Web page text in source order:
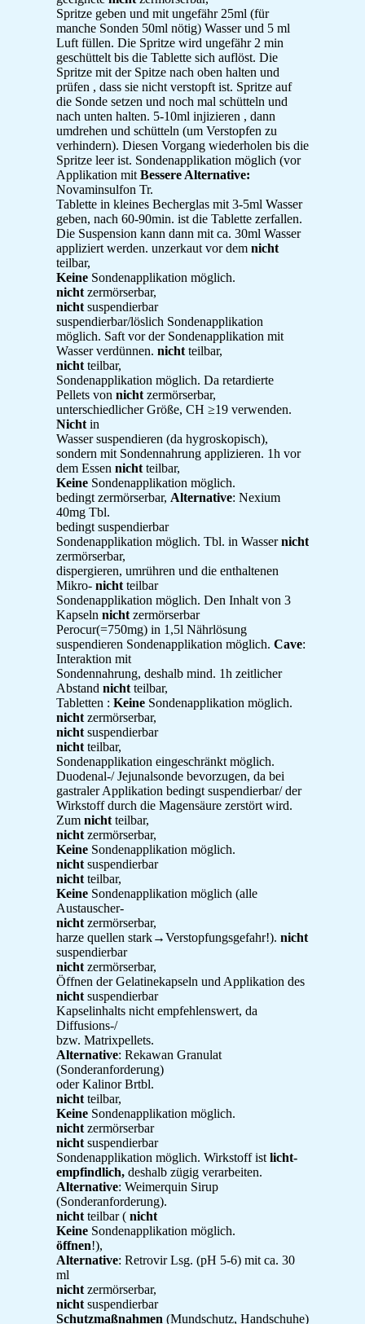
Spritze geben und mit ungefähr 25ml (für
manche Sonden 50ml nötig) Wasser und 5 ml
Luft füllen. Die Spritze wird ungefähr 2 min
geschüttelt bis die Tablette sich auflöst. Die
Spritze mit der Spitze nach oben halten und
prüfen , dass sie nicht verstopft ist. Spritze auf
die Sonde setzen und noch mal schütteln und
nach unten halten. 5-10ml injizieren , dann
umdrehen und schütteln (um Verstopfen zu
verhindern). Diesen Vorgang wiederholen bis die
Spritze leer ist. Sondenapplikation möglich (vor
Applikation mit Bessere Alternative:
Novaminsulfon Tr.
Tablette in kleines Becherglas mit 3-5ml Wasser
geben, nach 60-90min. ist die Tablette zerfallen.
Die Suspension kann dann mit ca. 30ml Wasser
appliziert werden. unzerkaut vor dem nicht
teilbar,
Keine Sondenapplikation möglich.
nicht zermörserbar,
nicht suspendierbar
suspendierbar/löslich Sondenapplikation
möglich. Saft vor der Sondenapplikation mit
Wasser verdünnen. nicht teilbar,
nicht teilbar,
Sondenapplikation möglich. Da retardierte
Pellets von nicht zermörserbar,
unterschiedlicher Größe, CH ≥19 verwenden.
Nicht in
Wasser suspendieren (da hygroskopisch),
sondern mit Sondennahrung applizieren. 1h vor
dem Essen nicht teilbar,
Keine Sondenapplikation möglich.
bedingt zermörserbar, Alternative: Nexium
40mg Tbl.
bedingt suspendierbar
Sondenapplikation möglich. Tbl. in Wassernicht
zermörserbar,
dispergieren, umrühren und die enthaltenen
Mikro- nicht teilbar
Sondenapplikation möglich. Den Inhalt von 3
Kapseln nicht zermörserbar
Perocur(=750mg) in 1,5l Nährlösung
suspendieren Sondenapplikation möglich. Cave:
Interaktion mit
Sondennahrung, deshalb mind. 1h zeitlicher
Abstand nicht teilbar,
Tabletten : Keine Sondenapplikation möglich.
nicht zermörserbar,
nicht suspendierbar
nicht teilbar,
Sondenapplikation eingeschränkt möglich.
Duodenal-/ Jejunalsonde bevorzugen, da bei
gastraler Applikation bedingt suspendierbar/ der
Wirkstoff durch die Magensäure zerstört wird.
Zum nicht teilbar,
nicht zermörserbar,
Keine Sondenapplikation möglich.
nicht suspendierbar
nicht teilbar,
Keine Sondenapplikation möglich (alle
Austauscher-
nicht zermörserbar,
harze quellen stark→Verstopfungsgefahr!). nicht
suspendierbar
nicht zermörserbar,
Öffnen der Gelatinekapseln und Applikation des
nicht suspendierbar
Kapselinhalts nicht empfehlenswert, da
Diffusions-/
bzw. Matrixpellets.
Alternative: Rekawan Granulat
(Sonderanforderung)
oder Kalinor Brtbl.
nicht teilbar,
Keine Sondenapplikation möglich.
nicht zermörserbar
nicht suspendierbar
Sondenapplikation möglich. Wirkstoff ist licht-
empfindlich, deshalb zügig verarbeiten.
Alternative: Weimerquin Sirup
(Sonderanforderung).
nicht teilbar ( nicht
Keine Sondenapplikation möglich.
öffnen!),
Alternative: Retrovir Lsg. (pH 5-6) mit ca. 30
ml
nicht zermörserbar,
nicht suspendierbar
Schutzmaßnahmen (Mundschutz, Handschuhe)